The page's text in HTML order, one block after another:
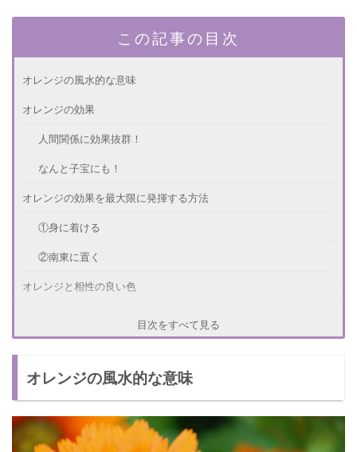
この記事の目次
オレンジの風水的な意味
オレンジの効果
人間関係に効果抜群！
なんと子宝にも！
オレンジの効果を最大限に発揮する方法
①身に着ける
②南東に置く
オレンジと相性の良い色
オレンジのラッキーアイテム
さいごに
目次をすべて見る
オレンジの風水的な意味